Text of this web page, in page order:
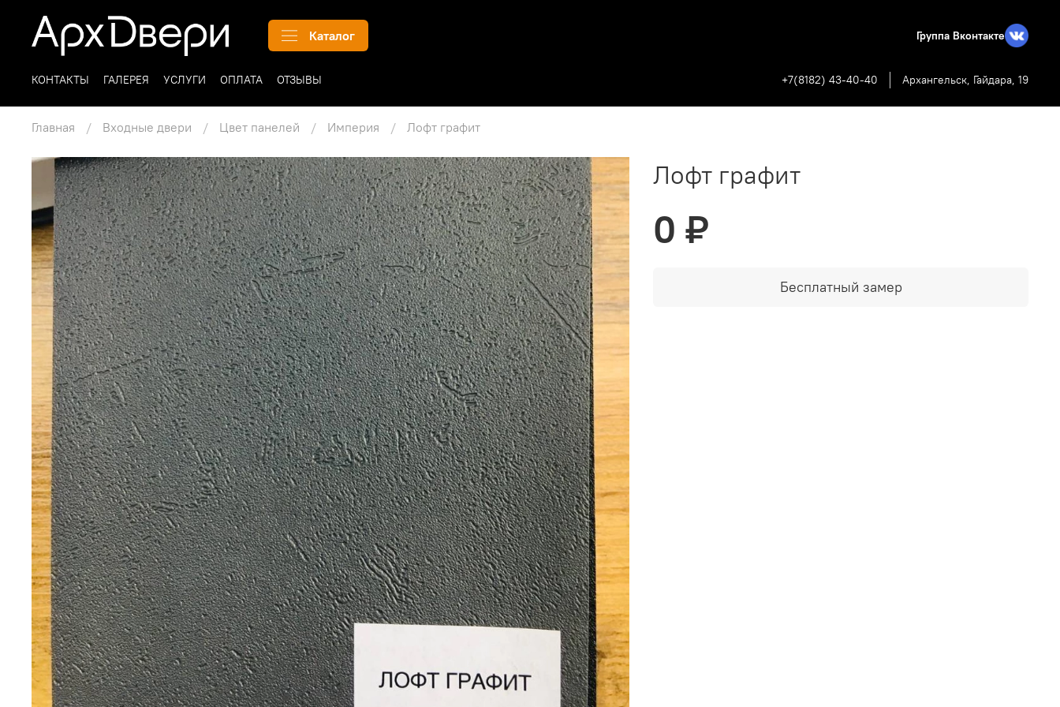
Каталог Группа Вконтакте
КОНТАКТЫ ГАЛЕРЕЯ УСЛУГИ ОПЛАТА ОТЗЫВЫ +7(8182) 43-40-40 Архангельск, Гайдара, 19
Главная Входные двери Цвет панелей Империя Лофт графит
Лофт графит
0 ₽
Бесплатный замер